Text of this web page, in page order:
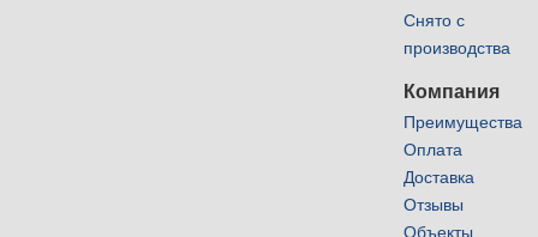
Снято с
производства
Компания
Преимущества
Оплата
Доставка
Отзывы
Объекты